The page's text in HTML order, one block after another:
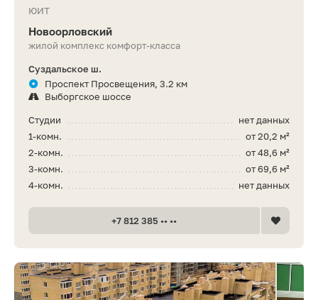
ЮИТ
Новоорловский
жилой комплекс комфорт-класса
Суздальское ш.
Проспект Просвещения, 3.2 км
Выборгское шоссе
нет данных
Студии
от 20,2 м²
1-комн.
от 48,6 м²
2-комн.
от 69,6 м²
3-комн.
нет данных
4-комн.
+7 812 385 •• ••